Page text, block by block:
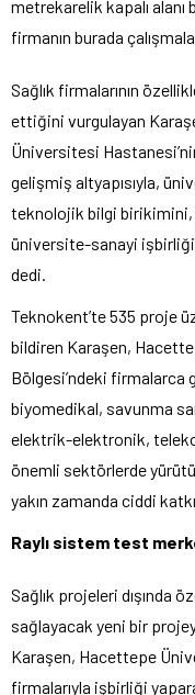
metrekarelik kapalı
firmanın burada
Sağlık firmalarının
ettiğini vurgulayan
Üniversitesi
gelişmiş altyapısıyla,
teknolojik bilgi
üniversite-sanayi
dedi.
Teknokent’te 535 proje
bildiren Karaşen,
Bölgesi’ndeki firmalarca
biyomedikal, savunma
elektrik-elektronik,
önemli sektörlerde
yakın zamanda ciddi
Raylı sistem test
Sağlık projeleri dışında
sağlayacak yeni bir
Karaşen, Hacettepe
firmalarıyla işbirliği